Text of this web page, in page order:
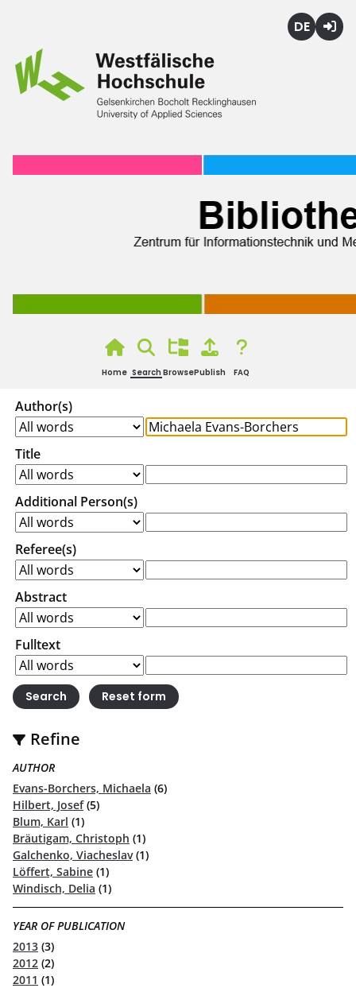
Home Search BrowsePublish FAQ
Author(s)
Title
Additional Person(s)
Referee(s)
Abstract
Fulltext
Refine
AUTHOR
Evans-Borchers, Michaela (6)
Hilbert, Josef(5)
Blum, Karl (1)
Bräutigam, Christoph (1)
Galchenko, Viacheslav(1)
Löffert, Sabine (1)
Windisch, Delia (1)
YEAR OF PUBLICATION
2013 (3)
2012 (2)
2011 (1)